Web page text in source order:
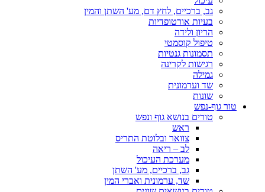
גב, ברכיים, לחץ דם, מע' השתן והמין
בעיות אורטופדיות
הריון ולידה
טיפול קוסמטי
תסמונות גנטיות
רגישות לקרינה
גמילה
שד וערמונית
שונות
טור גוף-נפש
טורים בנושא גוף ונפש
ראש
צוואר ובלוטת התריס
לב – ריאה
מערכת העיכול
גב, ברכיים, מע' השתן
שד, ערמונית ואברי המין